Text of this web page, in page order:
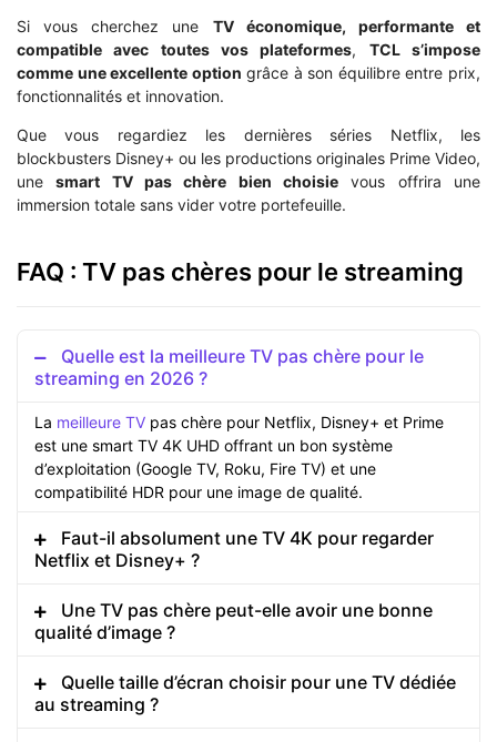
Si vous cherchez une TV économique, performante et
compatible avec toutes vos plateformes, TCL s’impose
comme une excellente option grâce à son équilibre entre prix,
fonctionnalités et innovation.
Que vous regardiez les dernières séries Netflix, les
blockbusters Disney+ ou les productions originales Prime Video,
unesmart TV pas chère bien choisie vous offrira une
immersion totale sans vider votre portefeuille.
FAQ : TV pas chères pour le streaming
Quelle est la meilleure TV pas chère pour le
streaming en 2026 ?
La meilleure TV pas chère pour Netflix, Disney+ et Prime
est une smart TV 4K UHD offrant un bon système
d’exploitation (Google TV, Roku, Fire TV) et une
compatibilité HDR pour une image de qualité.
Faut-il absolument une TV 4K pour regarder
Netflix et Disney+ ?
Une TV pas chère peut-elle avoir une bonne
qualité d’image ?
Quelle taille d’écran choisir pour une TV dédiée
au streaming ?